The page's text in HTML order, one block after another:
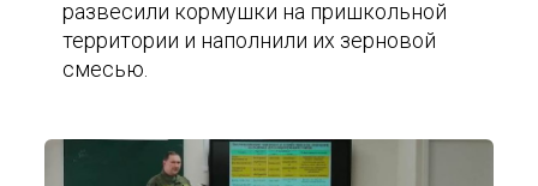
развесили кормушки на пришкольной
территории и наполнили их зерновой
смесью.